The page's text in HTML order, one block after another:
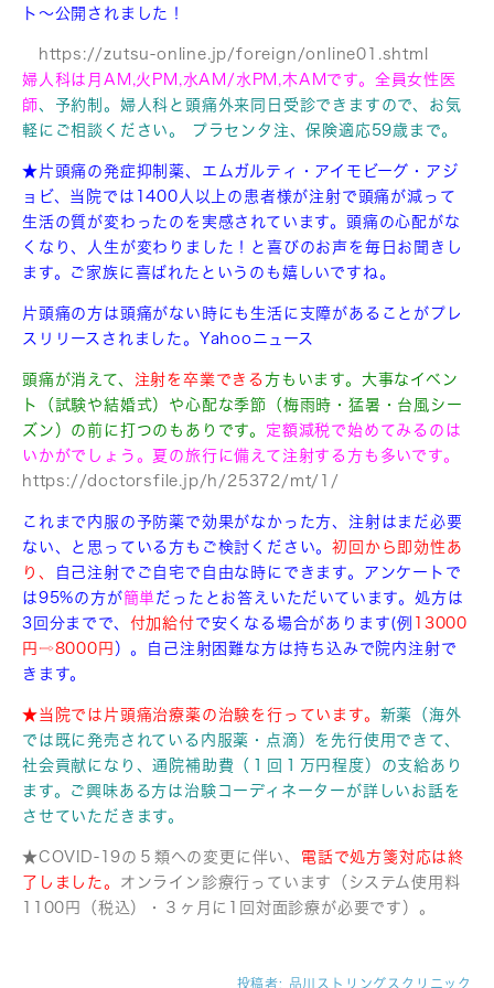
ト〜公開されました！
https://zutsu-online.jp/foreign/online01.shtml
婦人科は月AM,火PM,水AM/水PM,木AMです。全員女性医
師 、予約制。婦人科と頭痛外来同日受診できますので、お気
軽にご相談ください。 プラセンタ注、保険適応59歳まで。
★片頭痛の発症抑制薬、エムガルティ・アイモビーグ・アジ
ョビ、 当院では1400人以上の患者様が注射で頭痛が減って
生活の質が変わったのを実感されています。頭痛の心配がな
くなり、人生が変わりました！と喜びのお声を毎日お聞きし
ます。ご家族に喜ばれたというのも嬉しいですね。
片頭痛の方は頭痛がない時にも生活に支障があることがプレ
スリリースされました。Yahooニュース
頭痛が消えて、 注射を卒業できる方も います。大事なイベン
ト（試験や結婚式）や心配な季節（梅雨時・猛暑・台風シー
ズン）の前に打つのもありです。 定額減税で始めてみるのは
いかがでしょう。夏の旅行に備えて注射する方も多いです。
https://doctorsfile.jp/h/25372/mt/1/
これまで内服の予防薬で効果がなかった方、注射はまだ必要
ない、と思っている方もご検討ください。初回から即効性あ
り、
自己注射で ご自宅で自由な時にできます。アンケートで
は95%の方が簡単 だったとお答えいただいています。処方は
3回分までで、 付加給付で安くなる場合があります(例 13000
円⇨8000円 ）。自己注射困難な方は持ち込みで院内注射で
きます。
★当院では片頭痛治療薬の治験を行っています。 新薬（海外
では既に発売されている内服薬・点滴）を先行使用できて、
社会貢献になり、通院補助費（１回１万円程度）の支給あり
ます。ご興味ある方は治験コーディネーターが詳しいお話を
させていただきます。
★COVID-19の５類への変更に伴い、 電話で処方箋対応は終
了しました。 オンライン診療行っています（システム使用料
1100円（税込）・３ヶ月に1回対面診療が必要です）。
投稿者: 品川ストリングスクリニック